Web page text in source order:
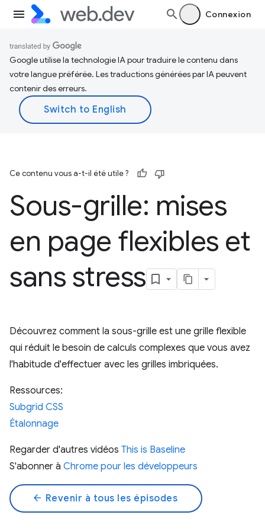
Connexion
Google utilise la technologie IA pour traduire le contenu dans
votre langue préférée. Les traductions générées par IA peuvent
contenir des erreurs.
Ce contenu vous a-t-il été utile ?
Sous-grille: mises
en page flexibles et
sans stress
Découvrez comment la sous-grille est une grille flexible
qui réduit le besoin de calculs complexes que vous avez
l'habitude d'effectuer avec les grilles imbriquées.
Ressources:
Subgrid CSS
Étalonnage
Regarder d'autres vidéos This is Baseline
S'abonner à Chrome pour les développeurs
arrow_back Revenir à tous les épisodes